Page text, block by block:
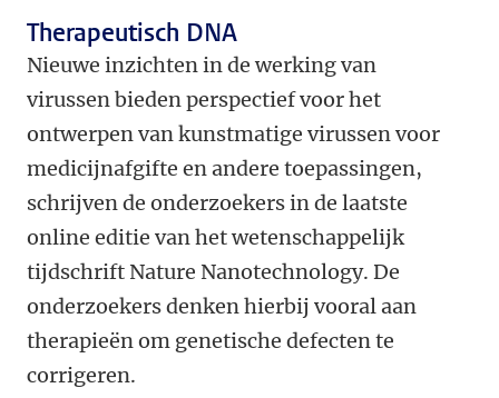
Therapeutisch DNA
Nieuwe inzichten in de werking van
virussen bieden perspectief voor het
ontwerpen van kunstmatige virussen voor
medicijnafgifte en andere toepassingen,
schrijven de onderzoekers in de laatste
online editie van het wetenschappelijk
tijdschrift Nature Nanotechnology. De
onderzoekers denken hierbij vooral aan
therapieën om genetische defecten te
corrigeren.